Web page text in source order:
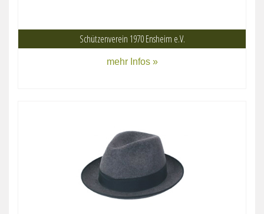
Schützenverein 1970 Ensheim e.V.
mehr Infos »